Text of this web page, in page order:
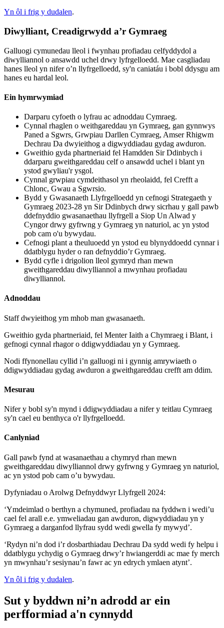
Yn ôl i frig y dudalen.
Diwylliant, Creadigrwydd a’r Gymraeg
Galluogi cymunedau lleol i fwynhau profiadau celfyddydol a
diwylliannol o ansawdd uchel drwy lyfrgelloedd. Mae casgliadau
hanes lleol yn nifer o’n llyfrgelloedd, sy'n caniatáu i bobl ddysgu am
hanes eu hardal leol.
Ein hymrwymiad
Darparu cyfoeth o lyfrau ac adnoddau Cymraeg.
Cynnal rhaglen o weithgareddau yn Gymraeg, gan gynnwys
Paned a Sgwrs, Grwpiau Darllen Cymraeg, Amser Rhigwm
Dechrau Da dwyieithog a digwyddiadau gydag awduron.
Gweithio gyda phartneriaid fel Hamdden Sir Ddinbych i
ddarparu gweithgareddau celf o ansawdd uchel i blant yn
ystod gwyliau'r ysgol.
Cynnal grwpiau cymdeithasol yn rheolaidd, fel Crefft a
Chlonc, Gwau a Sgwrsio.
Bydd y Gwasanaeth Llyfrgelloedd yn cefnogi Strategaeth y
Gymraeg 2023-28 yn Sir Ddinbych drwy sicrhau y gall pawb
ddefnyddio gwasanaethau llyfrgell a Siop Un Alwad y
Cyngor drwy gyfrwng y Gymraeg yn naturiol, ac yn ystod
pob cam o'u bywydau.
Cefnogi plant a theuluoedd yn ystod eu blynyddoedd cynnar i
ddatblygu hyder o ran defnyddio’r Gymraeg.
Bydd cyfle i drigolion lleol gymryd rhan mewn
gweithgareddau diwylliannol a mwynhau profiadau
diwylliannol.
Adnoddau
Staff dwyieithog ym mhob man gwasanaeth.
Gweithio gyda phartneriaid, fel Menter Iaith a Chymraeg i Blant, i
gefnogi cynnal rhagor o ddigwyddiadau yn y Gymraeg.
Nodi ffynonellau cyllid i’n galluogi ni i gynnig amrywiaeth o
ddigwyddiadau gydag awduron a gweithgareddau crefft am ddim.
Mesurau
Nifer y bobl sy'n mynd i ddigwyddiadau a nifer y teitlau Cymraeg
sy'n cael eu benthyca o'r llyfrgelloedd.
Canlyniad
Gall pawb fynd at wasanaethau a chymryd rhan mewn
gweithgareddau diwylliannol drwy gyfrwng y Gymraeg yn naturiol,
ac yn ystod pob cam o’u bywydau.
Dyfyniadau o Arolwg Defnyddwyr Llyfrgell 2024:
‘Ymdeimlad o berthyn a chymuned, profiadau na fyddwn i wedi’u
cael fel arall e.e. ymweliadau gan awduron, digwyddiadau yn y
Gymraeg a darganfod llyfrau sydd wedi gwella fy mywyd’.
‘Rydyn ni’n dod i’r dosbarthiadau Dechrau Da sydd wedi fy helpu i
ddatblygu ychydig o Gymraeg drwy’r hwiangerddi ac mae fy merch
yn mwynhau’r sesiynau’n fawr ac yn edrych ymlaen atynt’.
Yn ôl i frig y dudalen.
Sut y byddwn ni’n adrodd ar ein
perfformiad a'n cynnydd